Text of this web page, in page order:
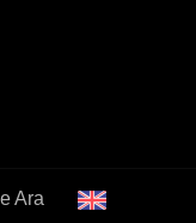
Ara